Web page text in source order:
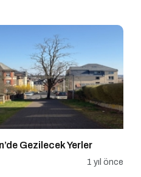
Gezilecek Yerler
1 yıl önce